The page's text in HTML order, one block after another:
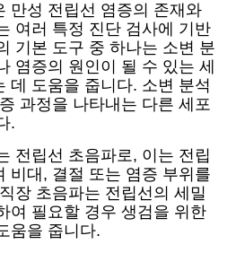
만성 전립선 염증의 존재와
여러 특정 진단 검사에 기반
기본 도구 중 하나는 소변 분
염증의 원인이 될 수 있는 세
데 도움을 줍니다. 소변 분석
과정을 나타내는 다른 세포
.
전립선 초음파로, 이는 전립
비대, 결절 또는 염증 부위를
장 초음파는 전립선의 세밀
여 필요할 경우 생검을 위한
움을 줍니다.